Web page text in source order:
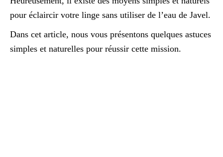
pour éclaircir votre linge sans utiliser de l’eau de Javel.
Dans cet article, nous vous présentons quelques astuces
simples et naturelles pour réussir cette mission.